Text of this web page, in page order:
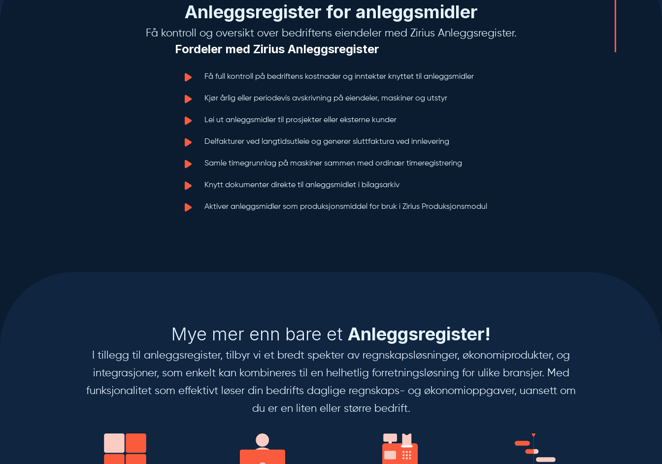
Anleggsregister for anleggsmidler
Få kontroll og oversikt over bedriftens eiendeler med Zirius Anleggsregister.
Fordeler med Zirius Anleggsregister
Få full kontroll på bedriftens kostnader og inntekter knyttet til anleggsmidler
Kjør årlig eller periodevis avskrivning på eiendeler, maskiner og utstyr
Lei ut anleggsmidler til prosjekter eller eksterne kunder
Delfakturer ved langtidsutleie og generer sluttfaktura ved innlevering
Samle timegrunnlag på maskiner sammen med ordinær timeregistrering
Knytt dokumenter direkte til anleggsmidlet i bilagsarkiv
Aktiver anleggsmidler som produksjonsmiddel for bruk i Zirius Produksjonsmodul
Mye mer enn bare et Anleggsregister!
I tillegg til anleggsregister, tilbyr vi et bredt spekter av regnskapsløsninger, økonomiprodukter, og
integrasjoner, som enkelt kan kombineres til en helhetlig forretningsløsning for ulike bransjer. Med
funksjonalitet som effektivt løser din bedrifts daglige regnskaps- og økonomioppgaver, uansett om
du er en liten eller større bedrift.